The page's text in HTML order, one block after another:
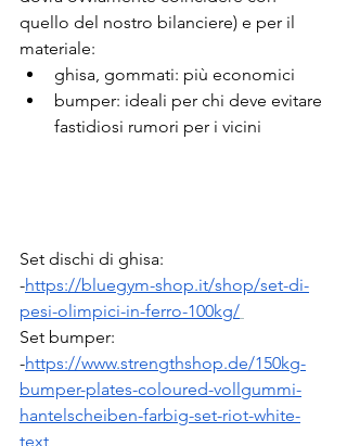
quello del nostro bilanciere) e per il
materiale:
ghisa, gommati: più economici
bumper: ideali per chi deve evitare
fastidiosi rumori per i vicini
Set dischi di ghisa:
-https://bluegym-shop.it/shop/set-di-
pesi-olimpici-in-ferro-100kg/
Set bumper:
-https://www.strengthshop.de/150kg-
bumper-plates-coloured-vollgummi-
hantelscheiben-farbig-set-riot-white-
text